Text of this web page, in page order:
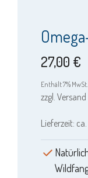
27,00 €
Enthält 7%
zzgl. Versand
Lieferzeit:
gewählt
werden